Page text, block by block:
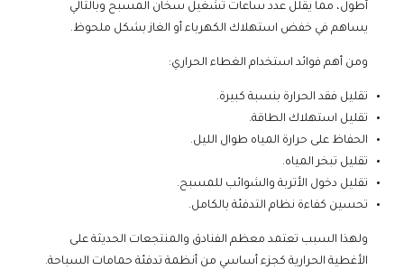
أطول، مما يقلل عدد ساعات تشغيل سخان المسبح وبالتالي
يساهم في خفض استهلاك الكهرباء أو الغاز بشكل ملحوظ.
ومن أهم فوائد استخدام الغطاء الحراري:
تقليل فقد الحرارة بنسبة كبيرة.
تقليل استهلاك الطاقة.
الحفاظ على حرارة المياه طوال الليل.
تقليل تبخر المياه.
تقليل دخول الأتربة والشوائب للمسبح.
تحسين كفاءة نظام التدفئة بالكامل.
ولهذا السبب تعتمد معظم الفنادق والمنتجعات الحديثة على
الأغطية الحرارية كجزء أساسي من أنظمة تدفئة حمامات السباحة.